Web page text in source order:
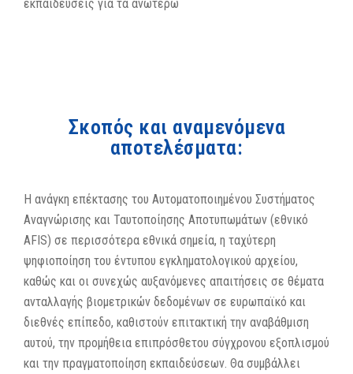
εκπαιδεύσεις για τα ανωτέρω
Σκοπός και αναμενόμενα
αποτελέσματα:
Η ανάγκη επέκτασης του Αυτοματοποιημένου Συστήματος
Αναγνώρισης και Ταυτοποίησης Αποτυπωμάτων (εθνικό
AFIS) σε περισσότερα εθνικά σημεία, η ταχύτερη
ψηφιοποίηση του έντυπου εγκληματολογικού αρχείου,
καθώς και οι συνεχώς αυξανόμενες απαιτήσεις σε θέματα
ανταλλαγής βιομετρικών δεδομένων σε ευρωπαϊκό και
διεθνές επίπεδο, καθιστούν επιτακτική την αναβάθμιση
αυτού, την προμήθεια επιπρόσθετου σύγχρονου εξοπλισμού
και την πραγματοποίηση εκπαιδεύσεων. Θα συμβάλλει